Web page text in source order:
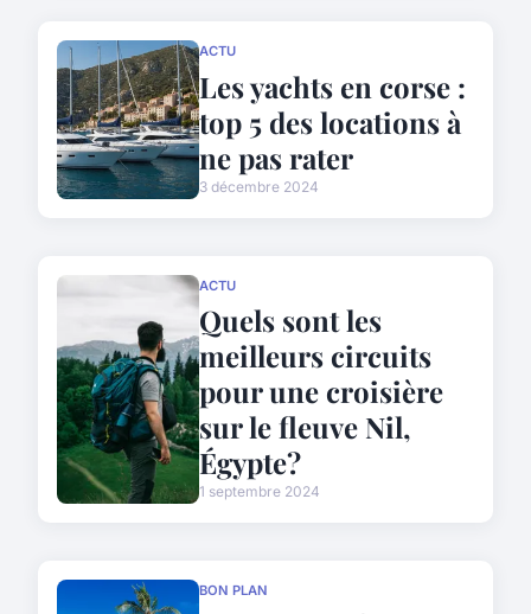
ACTU
Les yachts en corse :
top 5 des locations à
ne pas rater
3 décembre 2024
ACTU
Quels sont les
meilleurs circuits
pour une croisière
sur le fleuve Nil,
Égypte?
1 septembre 2024
BON PLAN